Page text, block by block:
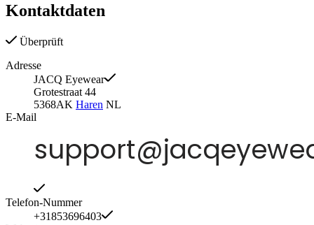
Kontaktdaten
Überprüft
Adresse
JACQ Eyewear
Grotestraat 44
5368AK Haren NL
E-Mail
Telefon-Nummer
+31853696403